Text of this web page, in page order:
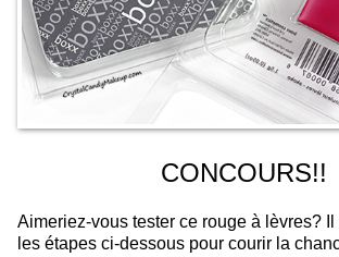
CONCOURS!!
Aimeriez-vous tester ce rouge à lèvres?
les étapes ci-dessous pour courir la